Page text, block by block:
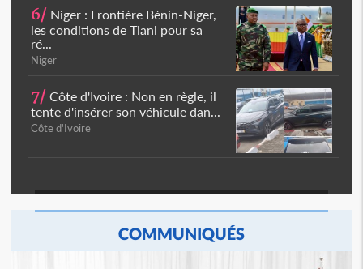
6/ Niger : Frontière Bénin-Niger,
les conditions de Tiani pour sa
ré...
Niger
7/ Côte d'Ivoire : Non en règle, il
tente d'insérer son véhicule dan...
Côte d'Ivoire
COMMUNIQUÉS